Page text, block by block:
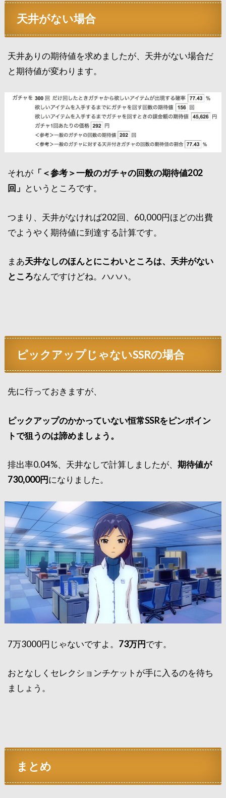
天井がない場合
天井ありの期待値を求めましたが、天井がない場合だ
と期待値が変わります。
それが 「＜参考＞一般のガチャの回数の期待値202
回」 というところです。
つまり、天井がなければ202回、60,000円ほどの出費
でようやく期待値に到達する計算です。
まあ天井なしのほんとにこわいところは、天井がない
ところなんですけどね。ハハハ。
ピックアップじゃないSSRの場合
先に行っておきますが、
ピックアップのかかっていない恒常SSRをピンポイン
トで狙うのは諦めましょう。
排出率0.04%、天井なしで計算しましたが、期待値が
730,000円になりました。
7万3000円じゃないですよ。 73万円です。
おとなしくセレクションチケットが手に入るのを待ち
ましょう。
まとめ